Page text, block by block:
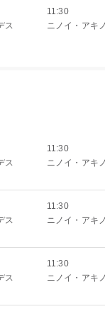
ス
11:30
ニノイ・アキ
ス
11:30
ニノイ・アキ
ス
11:30
ニノイ・アキ
ス
11:30
ニノイ・アキ